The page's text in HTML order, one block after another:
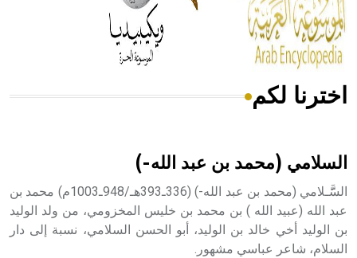
من مادة كربونات الكلسيوم، وهو أحمر أو شديد الحمرة وهو
أجود أنواعه، ويمتاز بكبر الحجم ويسمى الش
هل تعلم أن الأبسيد كلمة فرنسية اللفظ تم اعتمادها مصطلحاً
- هل تعلم أن أبجر Abgar اسم معروف جيداً يعود إلى عدد من
الملوك الذين حكموا مدينة إديسا (الرها) من أبجر الأول وحتى
اخترنا لكم
السلامي (محمد بن عبد الله-)
السََََََّـلامي (محمد بن عبد الله-) (336ـ393هـ/948ـ1003م) محمد بن
عبد الله (عبيد الله ) بن محمد بن خليس المخزومي، من ولد الوليد
بن الوليد أخي خالد بن الوليد، أبو الحسن السلامي، نسبة إلى دار
السلام، شاعر عباسي مشهور.